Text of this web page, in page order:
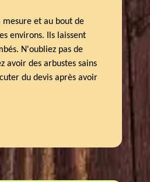
et au bout de
environs. Ils laissent
N'oubliez pas de
avoir des arbustes sains
du devis après avoir